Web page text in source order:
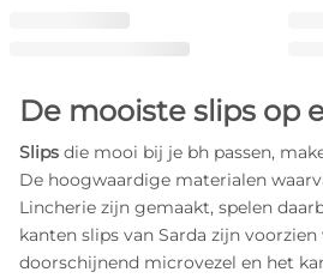
De mooiste slips op
Slips die mooi bij je bh passen,
De hoogwaardige materialen
Lincherie zijn gemaakt, spelen
kanten slips van Sarda zijn voorzien
doorschijnend microvezel en het